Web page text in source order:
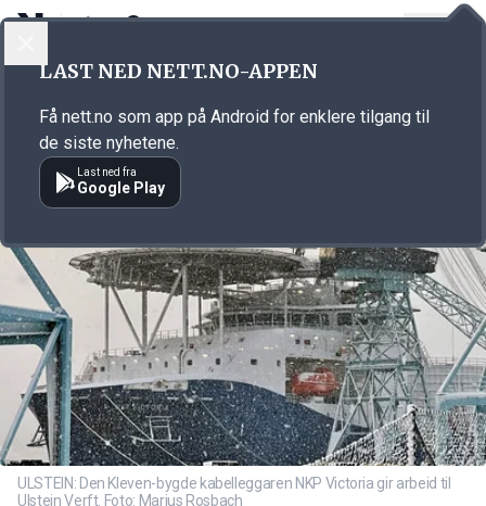
Annonsørinnhold
ULSTEIN: Den Kleven-bygde kabelleggaren NKP Victoria gir arbeid til
Ulstein Verft. Foto: Marius Rosbach
LAST NED NETT.NO-APPEN
Få nett.no som app på Android for enklere tilgang til
de siste nyhetene.
Last ned fra
Google Play